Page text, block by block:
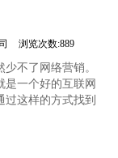
浏览次数:889
不了网络营销。
是一个好的互联网
这样的方式找到